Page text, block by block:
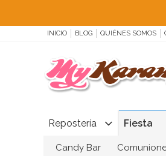
INICIO BLOG QUIÉNES SOMOS
Repostería Fiesta
Candy Bar